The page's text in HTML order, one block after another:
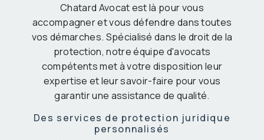
Chatard Avocat est là pour vous
accompagner et vous défendre dans toutes
vos démarches. Spécialisé dans le droit de la
protection, notre équipe d'avocats
compétents met à votre disposition leur
expertise et leur savoir-faire pour vous
garantir une assistance de qualité.
Des services de protection juridique
personnalisés